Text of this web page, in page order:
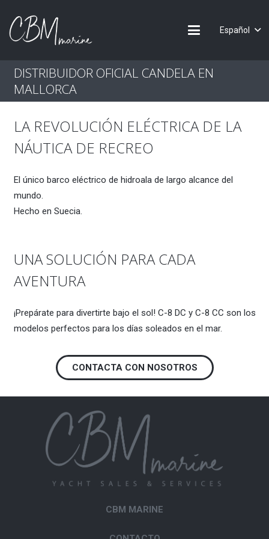
Español
DISTRIBUIDOR OFICIAL CANDELA EN
MALLORCA
LA REVOLUCIÓN ELÉCTRICA DE LA
NÁUTICA DE RECREO
El único barco eléctrico de hidroala de largo alcance del
mundo.
Hecho en Suecia.
UNA SOLUCIÓN PARA CADA
AVENTURA
¡Prepárate para divertirte bajo el sol! C-8 DC y C-8 CC son los
modelos perfectos para los días soleados en el mar.
CONTACTA CON NOSOTROS
CBM MARINE